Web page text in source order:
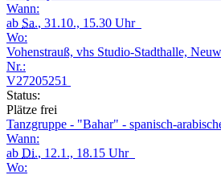
Wann:
ab Sa., 31.10., 15.30 Uhr
Wo:
Vohenstrauß, vhs Studio-Stadthalle,
Nr.:
V27205251
Status:
Plätze frei
Tanzgruppe - "Bahar" - spanisch-
Wann:
ab Di., 12.1., 18.15 Uhr
Wo: